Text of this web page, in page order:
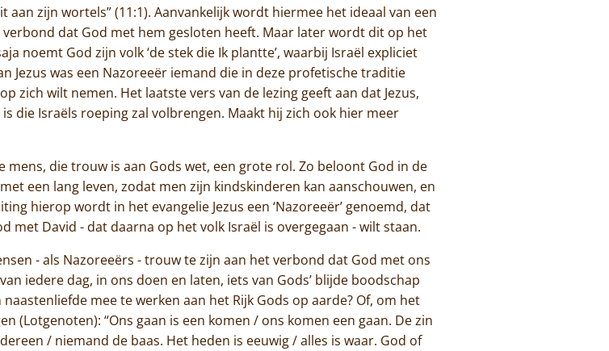
zijn wortels” (11:1). Aanvankelijk wordt hiermee het ideaal van een
dat God met hem gesloten heeft. Maar later wordt dit op het
noemt God zijn volk ‘de stek die Ik plantte’, waarbij Israël expliciet
Jezus was een Nazoreeër iemand die in deze profetische traditie
zich wilt nemen. Het laatste vers van de lezing geeft aan dat Jezus,
die Israëls roeping zal volbrengen. Maakt hij zich ook hier meer
mens, die trouw is aan Gods wet, een grote rol. Zo beloont God in de
een lang leven, zodat men zijn kindskinderen kan aanschouwen, en
hierop wordt in het evangelie Jezus een ‘Nazoreeër’ genoemd, dat
met David - dat daarna op het volk Israël is overgegaan - wilt staan.
- als Nazoreeërs - trouw te zijn aan het verbond dat God met ons
iedere dag, in ons doen en laten, iets van Gods’ blijde boodschap
mee te werken aan het Rijk Gods op aarde? Of, om het
(Lotgenoten): “Ons gaan is een komen / ons komen een gaan. De zin
/ niemand de baas. Het heden is eeuwig / alles is waar. God of